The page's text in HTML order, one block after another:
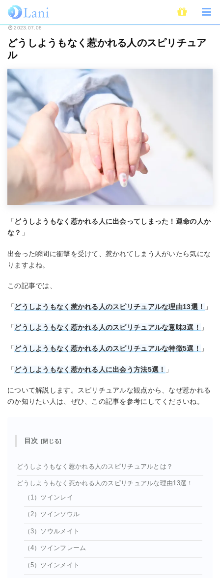
ホーム スピリチュアル どうしようもなく惹かれる人のスピリチュアル
2023.07.08
どうしようもなく惹かれる人のスピリチュア
ル
「 どうしようもなく惹かれる人に出会ってしまった！運命の人か
な？ 」
出会った瞬間に衝撃を受けて、惹かれてしまう人がいたら気にな
りますよね。
この記事では、
「 どうしようもなく惹かれる人のスピリチュアルな理由13選！ 」
「 どうしようもなく惹かれる人のスピリチュアルな意味3選！ 」
「 どうしようもなく惹かれる人のスピリチュアルな特徴5選！ 」
「どうしようもなく惹かれる人に出会う方法5選！ 」
について解説します。スピリチュアルな観点から、なぜ惹かれる
のか知りたい人は、ぜひ、この記事を参考にしてくださいね。
目次
どうしようもなく惹かれる人のスピリチュアルとは？
どうしようもなく惹かれる人のスピリチュアルな理由13選！
（1）ツインレイ
（2）ツインソウル
（3）ソウルメイト
（4）ツインフレーム
（5）ツインメイト